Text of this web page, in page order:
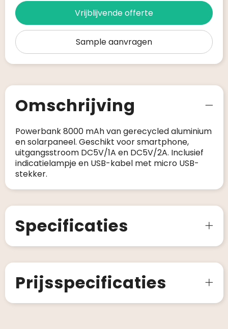
Vrijblijvende offerte
Sample aanvragen
Omschrijving
Powerbank 8000 mAh van gerecycled aluminium
en solarpaneel. Geschikt voor smartphone,
uitgangsstroom DC5V/1A en DC5V/2A. Inclusief
indicatielampje en USB-kabel met micro USB-
stekker.
Specificaties
Prijsspecificaties